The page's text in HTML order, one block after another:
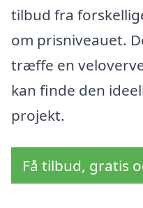
tilbud fra
om prisniveauet.
træffe en
kan finde den
projekt.
Få tilbud, gratis